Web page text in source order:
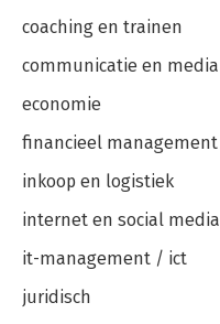
coaching en trainen
communicatie en media
economie
financieel management
inkoop en logistiek
internet en social media
it-management / ict
juridisch